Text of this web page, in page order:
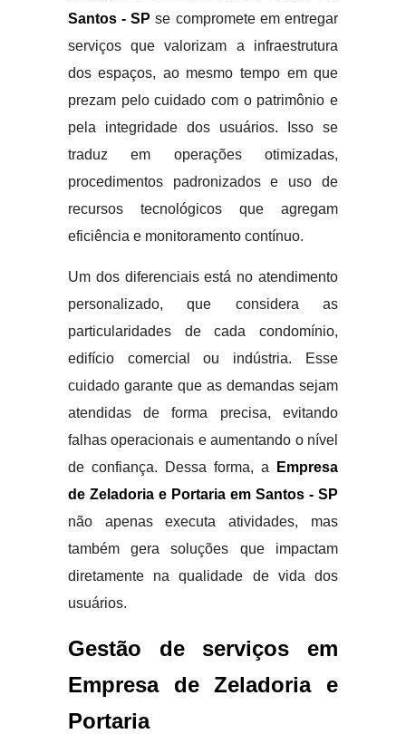
Santos - SP se compromete em entregar
serviços que valorizam a infraestrutura
dos espaços, ao mesmo tempo em que
prezam pelo cuidado com o patrimônio e
pela integridade dos usuários. Isso se
traduz em operações otimizadas,
procedimentos padronizados e uso de
recursos tecnológicos que agregam
eficiência e monitoramento contínuo.
Um dos diferenciais está no atendimento
personalizado, que considera as
particularidades de cada condomínio,
edifício comercial ou indústria. Esse
cuidado garante que as demandas sejam
atendidas de forma precisa, evitando
falhas operacionais e aumentando o nível
de confiança. Dessa forma, a
Empresa
de Zeladoria e Portaria em Santos - SP
não apenas executa atividades, mas
também gera soluções que impactam
diretamente na qualidade de vida dos
usuários.
Gestão de serviços em
Empresa de Zeladoria e
Portaria